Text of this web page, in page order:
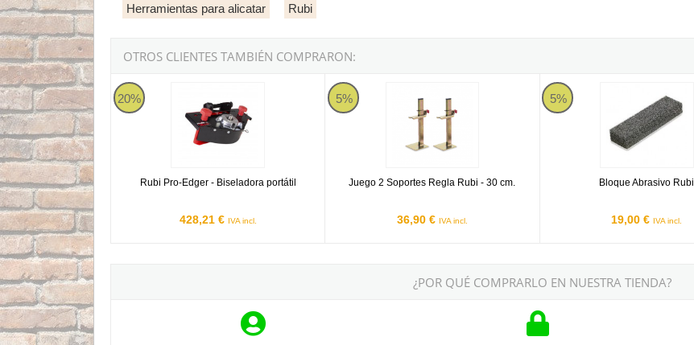
Herramientas para alicatar Rubi
OTROS CLIENTES TAMBIÉN COMPRARON:
20%
Rubi Pro-Edger - Biseladora portátil
428,21 € IVA incl.
Rubi Pro-Edger - Biseladora portátil
5%
Juego 2 Soportes Regla Rubi - 30 cm.
36,90 € IVA incl.
Juego 2 Soportes Regla Rubi - 30 cm.
5%
Bloque Abrasivo Rubi
19,00 € IVA incl.
Bloque Abrasivo Rubi
¿POR QUÉ COMPRARLO EN NUESTRA TIENDA?